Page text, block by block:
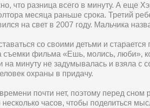
что разница всего в минуту. А еще
месяца раньше срока. Третий
на свет в 2007 году. Мальчика
со своими детьми и старается
фильма «Ешь, молись, люби»,
на минуту не задумывалась и взяла с
охраны в придачу.
почти нет, поэтому перед сном
часов, чтобы поделиться